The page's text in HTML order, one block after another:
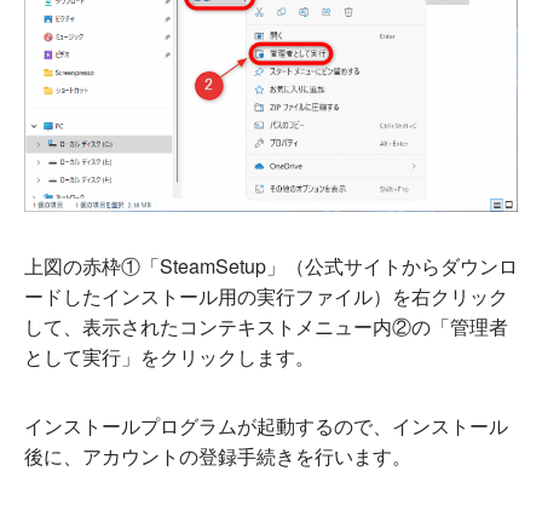
上図の赤枠①「SteamSetup」（公式サイトからダウンロ
ードしたインストール用の実行ファイル）を右クリック
して、表示されたコンテキストメニュー内②の「管理者
として実行」をクリックします。
インストールプログラムが起動するので、インストール
後に、アカウントの登録手続きを行います。